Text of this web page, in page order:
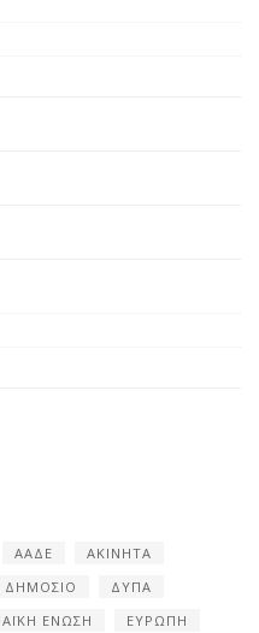
ΑΑΔΕ
ΑΚΙΝΗΤΑ
ΔΗΜΟΣΙΟ
ΔΥΠΑ
ΕΝΩΣΗ
ΕΥΡΩΠΗ